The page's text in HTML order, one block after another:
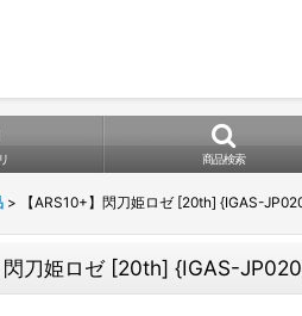
商品検索
> 【ARS10+】閃刀姫ロゼ [20th] {IGAS-
閃刀姫ロゼ [20th] {IGAS-